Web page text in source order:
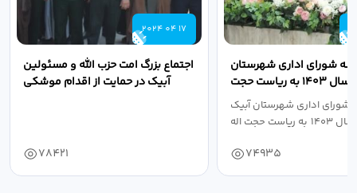
2024 04 17
اجتماع بزرگ امت حزب الله و مسئولین
آبیک در حمایت از اقدام موشکی
78421
شورای اداری شهرستان
آبیک در سال ۱۴۰۳ به ریاست حجت
اله مددخانی...
شورای اداری شهرستان آبیک
74935